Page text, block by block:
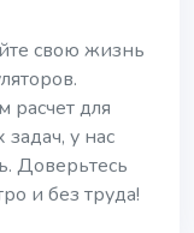
свою жизнь
расчет для
у нас
Доверьтесь
и без труда!